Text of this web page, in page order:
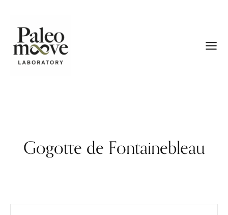
Gogotte de Fontainebleau